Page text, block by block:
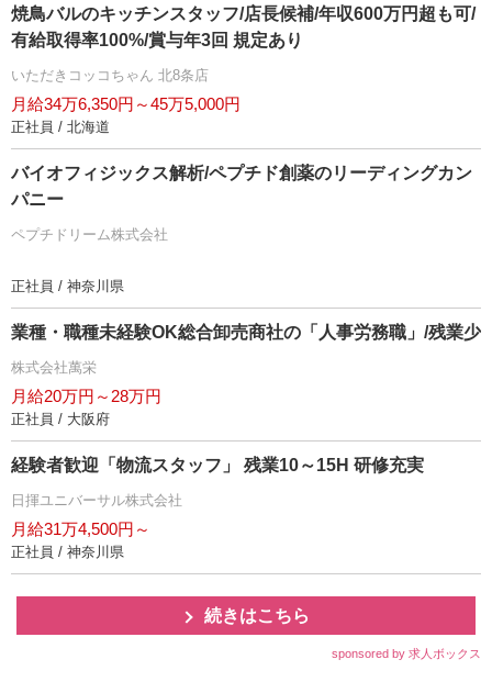
焼鳥バルのキッチンスタッフ/店長候補/年収600万円超も可/
有給取得率100%/賞与年3回 規定あり
いただきコッコちゃん 北8条店
月給34万6,350円～45万5,000円
正社員 / 北海道
バイオフィジックス解析/ペプチド創薬のリーディングカン
パニー
ペプチドリーム株式会社
正社員 / 神奈川県
業種・職種未経験OK総合卸売商社の「人事労務職」/残業少
株式会社萬栄
月給20万円～28万円
正社員 / 大阪府
経験者歓迎「物流スタッフ」 残業10～15H 研修充実
日揮ユニバーサル株式会社
月給31万4,500円～
正社員 / 神奈川県
続きはこちら
sponsored by 求人ボックス